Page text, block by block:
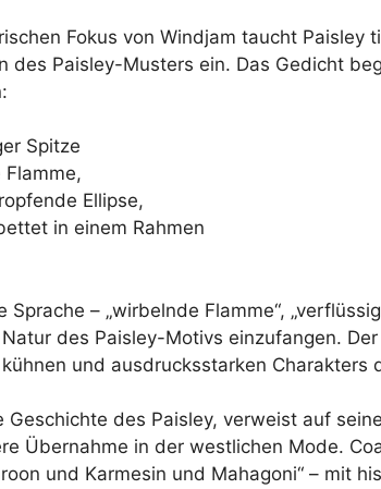
Fokus von Windjam taucht Paisley
des Paisley-Musters ein. Das Gedicht
Spitze
Ellipse,
in einem Rahmen
– „wirbelnde Flamme“,
des Paisley-Motivs einzufangen.
und ausdrucksstarken Charakters
Geschichte des Paisley, verweist auf
Übernahme in der westlichen Mode.
und Karmesin und Mahagoni“ – mit